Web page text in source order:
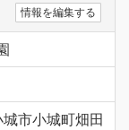
情報を編集する
市小城町畑田